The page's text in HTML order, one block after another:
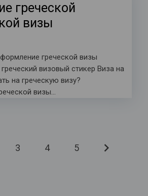
греческой
визы
греческой визы
визовый стикер Виза на
на греческую визу?
визы…
3 4 5